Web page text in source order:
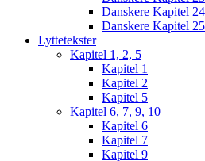
Danskere Kapitel
Danskere Kapitel
Lyttetekster
Kapitel 1, 2, 5
Kapitel 1
Kapitel 2
Kapitel 5
Kapitel 6, 7, 9, 10
Kapitel 6
Kapitel 7
Kapitel 9